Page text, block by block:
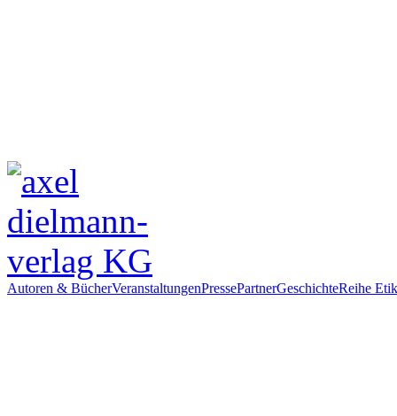
Autoren & BücherVeranstaltungenPressePartnerGeschichteReihe